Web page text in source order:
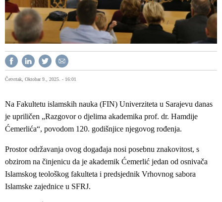
Četvrtak, Oktobar 9., 2025. - 16:01
Na Fakultetu islamskih nauka (FIN) Univerziteta u Sarajevu danas
je upriličen „Razgovor o djelima akademika prof. dr. Hamdije
Ćemerlića“, povodom 120. godišnjice njegovog rođenja.
Prostor održavanja ovog događaja nosi posebnu znakovitost, s
obzirom na činjenicu da je akademik Ćemerlić jedan od osnivača
Islamskog teološkog fakulteta i predsjednik Vrhovnog sabora
Islamske zajednice u SFRJ.